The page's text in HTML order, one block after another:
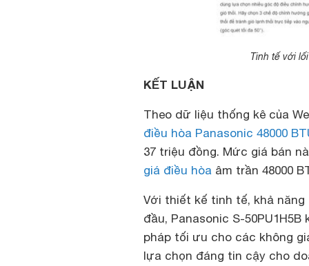
Tinh tế với
KẾT LUẬN
Theo dữ liệu thống kê của
điều hòa Panasonic 48000
37 triệu đồng. Mức giá bán
giá điều hòa âm trần 48000
Với thiết kế tinh tế, khả năng
đầu, Panasonic S-
pháp tối ưu cho các không
lựa chọn đáng tin cậy cho